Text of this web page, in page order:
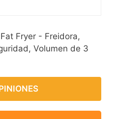
Fryer - Freidora,
Volumen de 3